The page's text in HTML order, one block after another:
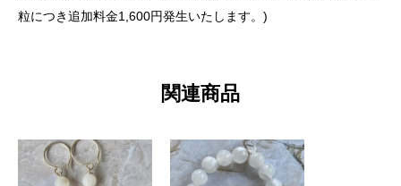
粒につき追加料金1,600円発生いたします。)
関連商品